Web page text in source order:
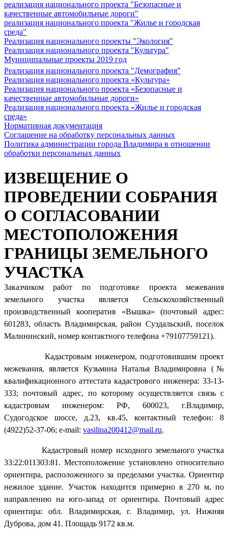
реализация национального проекта "Безопасные и
качественные автомобильные дороги"
реализация национального проекта "Жилье и городская
среда"
Реализация национального проекты "Экология"
Реализация национального проекта "Культура"
Муниципальные проекты 2019 год
Реализация национального проекта "Демография"
Реализация национального проекта «Культура»
Реализация национального проекта «Безопасные и
качественные автомобильные дороги»
Реализация национального проекта «Жилье и городская
среда»
Нормативная документация
Соглашение на обработку персональных данных
Политика администрации города Владимира в отношении
обработки персональных данных
ИЗВЕЩЕНИЕ О
ПРОВЕДЕНИИ СОБРАНИЯ
О СОГЛАСОВАНИИ
МЕСТОПОЛОЖЕНИЯ
ГРАНИЦЫ ЗЕМЕЛЬНОГО
УЧАСТКА
Заказчиком работ по подготовке проекта межевания
земельного участка является Сельскохозяйственный
производственный кооператив «Вышка» (почтовый адрес:
601283, область Владимирская, район Суздальский, поселок
Малининский, номер контактного телефона +79107759121).
Кадастровым инженером, подготовившим проект
межевания, является Кузьмина Наталья Владимировна (№
квалификационного аттестата кадастрового инженера: 33-13-
333; почтовый адрес, по которому осуществляется связь с
кадастровым инженером: РФ, 600023, г.Владимир,
Судогодское шоссе, д.23, кв.45, контактный телефон: 8
(4922)52-37-06; e-mail: vasilina200412@mail.ru.
Кадастровый номер исходного земельного участка
33:22:011303:81. Местоположение установлено относительно
ориентира, расположенного за пределами участка. Ориентир
нежилое здание. Участок находится примерно в 270 м, по
направлению на юго-запад от ориентира. Почтовый адрес
ориентира: обл. Владимирская, г. Владимир, ул. Нижняя
Дуброва, дом 41. Площадь 9172 кв.м.